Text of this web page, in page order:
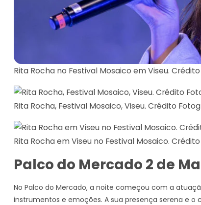
Rita Rocha no Festival Mosaico em Viseu.
Rita Rocha, Festival Mosaico, Viseu. Crédito
Rita Rocha em Viseu no Festival Mosaico.
Palco do Mercado 2 de
No Palco do Mercado, a noite começou com a
instrumentos e emoções. A sua presença serena e